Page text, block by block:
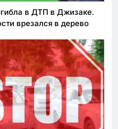
в ДТП в Джизаке.
врезался в дерево